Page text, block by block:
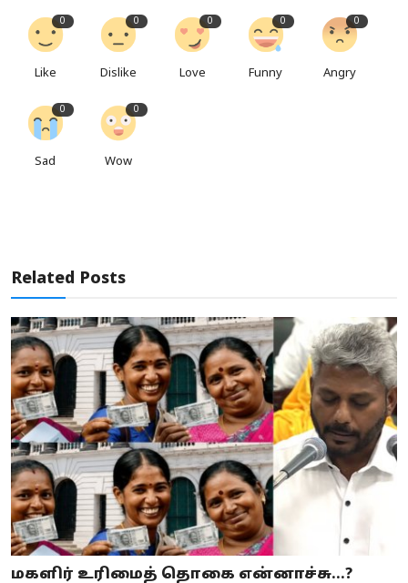
0
Like
0
Dislike
0
Love
0
Funny
0
Angry
0
Sad
0
Wow
Related Posts
மகளிர் உரிமைத் தொகை என்னாச்சு...?